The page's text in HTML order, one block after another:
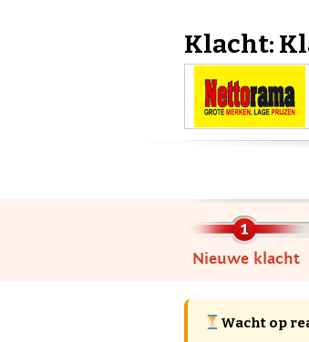
Klacht:
Nieuwe klacht
Wacht op